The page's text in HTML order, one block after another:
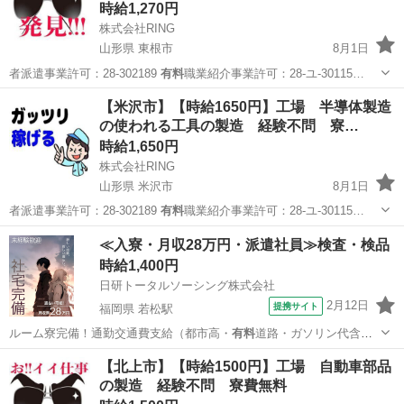
時給1,270円
株式会社RING
山形県 東根市
8月1日
者派遣事業許可：28-302189 有料職業紹介事業許可：28-ユ‐30115…
工場 給料
【米沢市】【時給1650円】工場 半導体製造
の使われる工具の製造 経験不問 寮…
時給1,650円
株式会社RING
山形県 米沢市
8月1日
者派遣事業許可：28-302189 有料職業紹介事業許可：28-ユ‐30115…
山形 米沢市 工場 時給
≪入寮・月収28万円・派遣社員≫検査・検品
時給1,400円
日研トータルソーシング株式会社
福岡県 若松駅
提携サイト 2月12日
ルーム寮完備！通勤交通費支給（都市高・ 有料道路・ガソリン代含む4
万円の上限あり）…
北九州市 若松駅 その他
【北上市】【時給1500円】工場 自動車部品
の製造 経験不問 寮費無料